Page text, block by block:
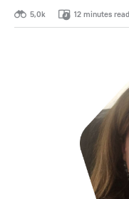
5,0k 12 minutes read